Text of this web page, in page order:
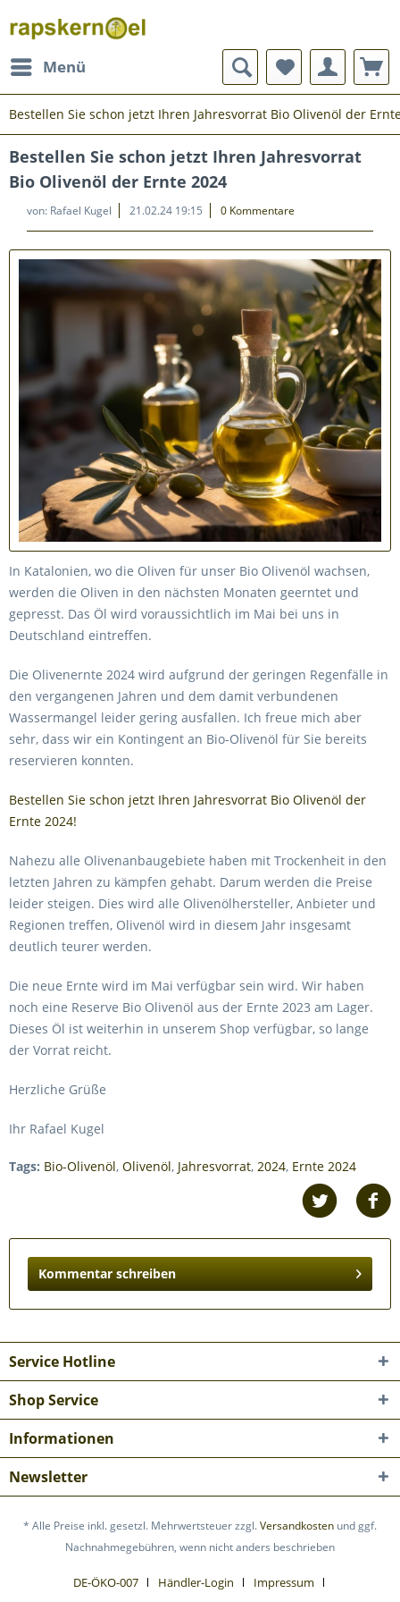
Menü
Bestellen Sie schon jetzt Ihren Jahresvorrat Bio Olivenöl der
Bestellen Sie schon jetzt Ihren Jahresvorrat
Bio Olivenöl der Ernte 2024
von: Rafael Kugel 21.02.24 19:15 0 Kommentare
In Katalonien, wo die Oliven für unser Bio Olivenöl wachsen,
werden die Oliven in den nächsten Monaten geerntet und
gepresst. Das Öl wird voraussichtlich im Mai bei uns in
Deutschland eintreffen.
Die Olivenernte 2024 wird aufgrund der geringen Regenfälle in
den vergangenen Jahren und dem damit verbundenen
Wassermangel leider gering ausfallen. Ich freue mich aber
sehr, dass wir ein Kontingent an Bio-Olivenöl für Sie bereits
reservieren konnten.
Bestellen Sie schon jetzt Ihren Jahresvorrat Bio Olivenöl der
Ernte 2024!
Nahezu alle Olivenanbaugebiete haben mit Trockenheit in den
letzten Jahren zu kämpfen gehabt. Darum werden die Preise
leider steigen. Dies wird alle Olivenölhersteller, Anbieter und
Regionen treffen, Olivenöl wird in diesem Jahr insgesamt
deutlich teurer werden.
Die neue Ernte wird im Mai verfügbar sein wird. Wir haben
noch eine Reserve Bio Olivenöl aus der Ernte 2023 am Lager.
Dieses Öl ist weiterhin in unserem Shop verfügbar, so lange
der Vorrat reicht.
Herzliche Grüße
Ihr Rafael Kugel
Tags: Bio-Olivenöl, Olivenöl, Jahresvorrat, 2024, Ernte 2024
Kommentar schreiben
Service Hotline
Shop Service
Informationen
Newsletter
* Alle Preise inkl. gesetzl. Mehrwertsteuer zzgl.Versandkosten und ggf.
Nachnahmegebühren, wenn nicht anders beschrieben
DE-ÖKO-007 Händler-Login Impressum